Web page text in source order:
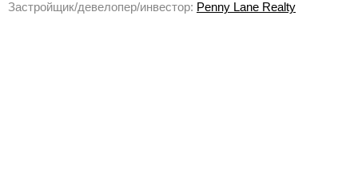
Застройщик/девелопер/инвестор: Penny Lane Realty